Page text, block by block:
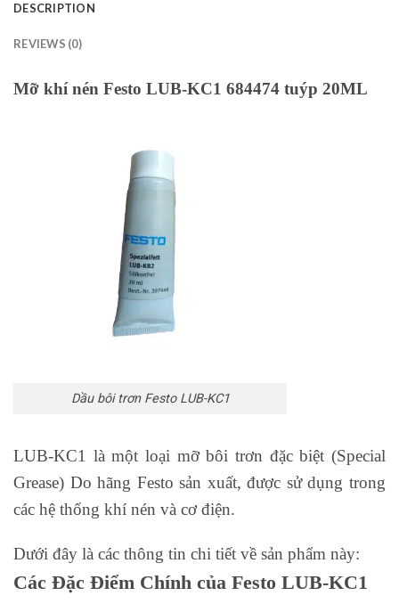
DESCRIPTION
REVIEWS (0)
Mỡ khí nén Festo LUB-KC1 684474 tuýp 20ML
Dầu bôi trơn Festo LUB-KC1
LUB-KC1 là một loại mỡ bôi trơn đặc biệt (Special
Grease) Do hãng Festo sản xuất, được sử dụng trong
các hệ thống khí nén và cơ điện.
Dưới đây là các thông tin chi tiết về sản phẩm này:
Các Đặc Điểm Chính của Festo LUB-KC1